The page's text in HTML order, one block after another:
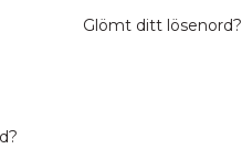
Glömt ditt lösenord?